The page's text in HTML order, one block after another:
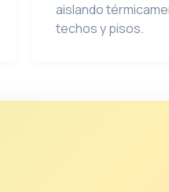
aislando
techos y pisos.